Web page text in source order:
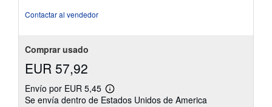
Contactar al vendedor
Comprar usado
EUR 57,92
Envío por EUR 5,45
Más
información
Se envía dentro de Estados Unidos de America